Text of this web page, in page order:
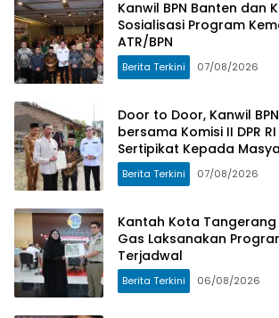
Kanwil BPN Banten dan
Sosialisasi Program
ATR/BPN
Berita Terkini 07/08/2026
Door to Door, Kanwil
bersama Komisi II DPR
Sertipikat Kepada
Berita Terkini 07/08/2026
Kantah Kota
Gas Laksanakan
Terjadwal
Berita Terkini 06/08/2026